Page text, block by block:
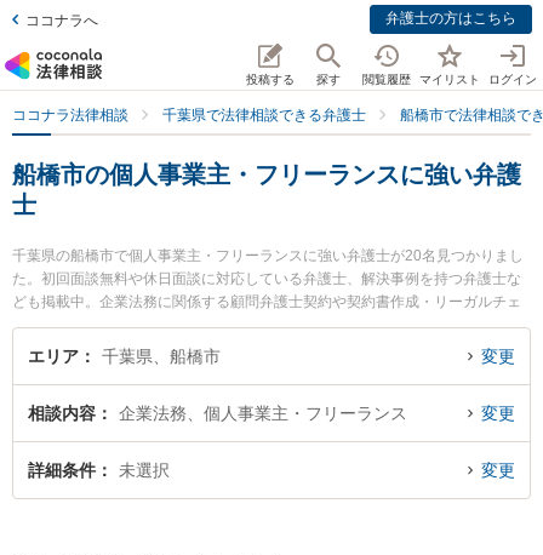
ココナラへ 弁護士の方はこちら
投稿する 探す 閲覧履歴 マイリスト ログイン
ココナラ法律相談 千葉県で法律相談できる弁護士 船橋市で法律相談で
船橋市の個人事業主・フリーランスに強い弁護
士
千葉県の船橋市で個人事業主・フリーランスに強い弁護士が20名見つかりまし
た。初回面談無料や休日面談に対応している弁護士、解決事例を持つ弁護士な
ども掲載中。企業法務に関係する顧問弁護士契約や契約書作成・リーガルチェ
ック、雇用契約書・就業規則作成等の細かな分野での絞り込み検索もでき便利
です。特にベリーベスト法律事務所 船橋オフィスの髙橋 怜生弁護士や西船橋ゴ
す。『船橋市で土日や夜間に発生した個人事業主・フリーランスのトラブルを
今すぐに弁護士に相談したい』『個人事業主・フリーランスのトラブル解決の
実績豊富な近くの弁護士を検索したい』『初回相談無料で個人事業主・フリー
エリア 千葉県、船橋市 変更
相談内容 企業法務、個人事業主・フリーランス 変更
詳細条件 未選択 変更